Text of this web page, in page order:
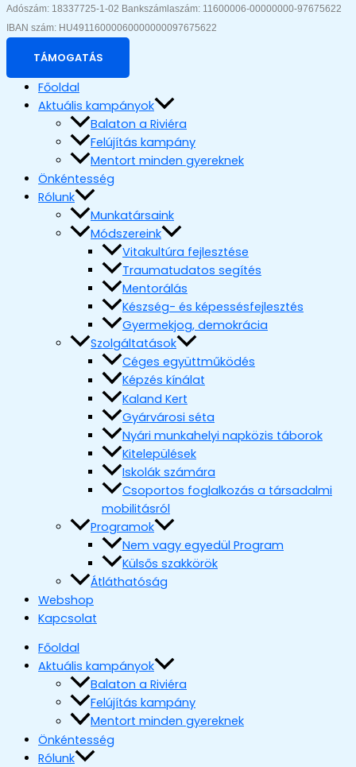
Adószám: 18337725-1-02 Bankszámlaszám: 11600006-00000000-97675622
IBAN szám: HU49116000060000000097675622
TÁMOGATÁS
Főoldal
Aktuális kampányok
Balaton a Riviéra
Felújítás kampány
Mentort minden gyereknek
Önkéntesség
Rólunk
Munkatársaink
Módszereink
Vitakultúra fejlesztése
Traumatudatos segítés
Mentorálás
Készség- és képessésfejlesztés
Gyermekjog, demokrácia
Szolgáltatások
Céges együttműködés
Képzés kínálat
Kaland Kert
Gyárvárosi séta
Nyári munkahelyi napközis táborok
Kitelepülések
Iskolák számára
Csoportos foglalkozás a társadalmi
mobilitásról
Programok
Nem vagy egyedül Program
Külsős szakkörök
Átláthatóság
Webshop
Kapcsolat
Főoldal
Aktuális kampányok
Balaton a Riviéra
Felújítás kampány
Mentort minden gyereknek
Önkéntesség
Rólunk